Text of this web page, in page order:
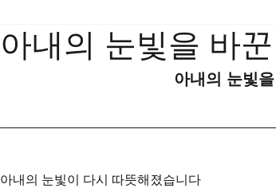
아내의 눈빛을 바
아내의 눈빛
아내의 눈빛이 다시 따뜻해졌습니다